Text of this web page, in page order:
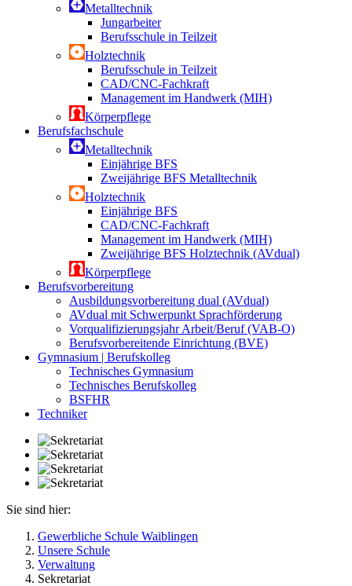
Metalltechnik
Jungarbeiter
Berufsschule in Teilzeit
Holztechnik
Berufsschule in Teilzeit
CAD/CNC-Fachkraft
Management im Handwerk (MIH)
Körperpflege
Berufsfachschule
Metalltechnik
Einjährige BFS
Zweijährige BFS Metalltechnik
Holztechnik
Einjährige BFS
CAD/CNC-Fachkraft
Management im Handwerk (MIH)
Zweijährige BFS Holztechnik (AVdual)
Körperpflege
Berufsvorbereitung
Ausbildungsvorbereitung dual (AVdual)
AVdual mit Schwerpunkt Sprachförderung
Vorqualifizierungsjahr Arbeit/Beruf (VAB-O)
Berufsvorbereitende Einrichtung (BVE)
Gymnasium | Berufskolleg
Technisches Gymnasium
Technisches Berufskolleg
BSFHR
Techniker
Sie sind hier:
Gewerbliche Schule Waiblingen
Unsere Schule
Verwaltung
Sekretariat